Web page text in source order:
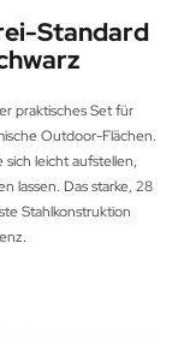
Standard
praktisches Set für
Outdoor-Flächen.
sich leicht aufstellen,
lassen. Das starke, 28
Stahlkonstruktion